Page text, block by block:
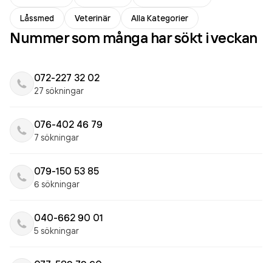
Låssmed
Veterinär Alla Kategorier
Nummer som många har sökt i veckan
072-227 32 02
27 sökningar
076-402 46 79
7 sökningar
079-150 53 85
6 sökningar
040-662 90 01
5 sökningar